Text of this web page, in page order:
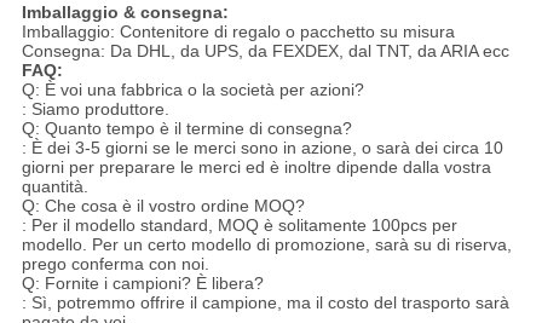
Imballaggio & consegna:
Imballaggio: Contenitore di regalo o pacchetto su misura
Consegna: Da DHL, da UPS, da FEXDEX, dal TNT, da ARIA ecc
FAQ:
Q: È voi una fabbrica o la società per azioni?
: Siamo produttore.
Q: Quanto tempo è il termine di consegna?
: È dei 3-5 giorni se le merci sono in azione, o sarà dei circa 10
giorni per preparare le merci ed è inoltre dipende dalla vostra
quantità.
Q: Che cosa è il vostro ordine MOQ?
: Per il modello standard, MOQ è solitamente 100pcs per
modello. Per un certo modello di promozione, sarà su di riserva,
prego conferma con noi.
Q: Fornite i campioni? È libera?
: Sì, potremmo offrire il campione, ma il costo del trasporto sarà